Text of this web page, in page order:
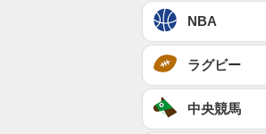
NBA
ラグビー
中央競馬